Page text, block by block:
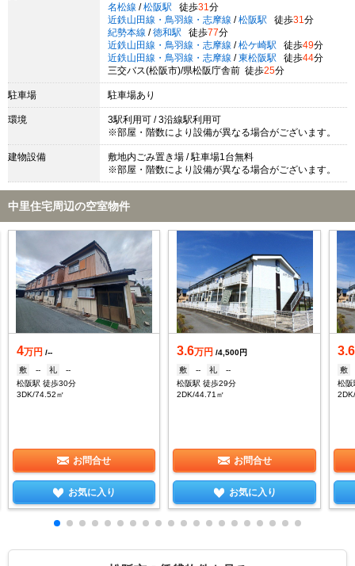
名松線 / 松阪駅 徒歩31 分
近鉄山田線・鳥羽線・志摩線 / 松阪駅 徒歩31 分
紀勢本線 / 徳和駅 徒歩77分
近鉄山田線・鳥羽線・志摩線 / 松ケ崎駅 徒歩49分
近鉄山田線・鳥羽線・志摩線 / 東松阪駅 徒歩44分
三交バス(松阪市)/県松阪庁舎前 徒歩25分
駐車場 駐車場あり
環境
3駅利用可 / 3沿線駅利用可
※部屋・階数により設備が異なる場合がございます。
建物設備
敷地内ごみ置き場 / 駐車場1台無料
※部屋・階数により設備が異なる場合がございます。
中里住宅周辺の空室物件
4万円 /--
敷
-- 礼
--
松阪駅 徒歩30分
3DK/74.52㎡
お問合せ
お気に入り
3.6万円 /4,500円
敷
-- 礼
--
松阪駅 徒歩29分
2DK/44.71㎡
お問合せ
お気に入り
3.6
敷
松